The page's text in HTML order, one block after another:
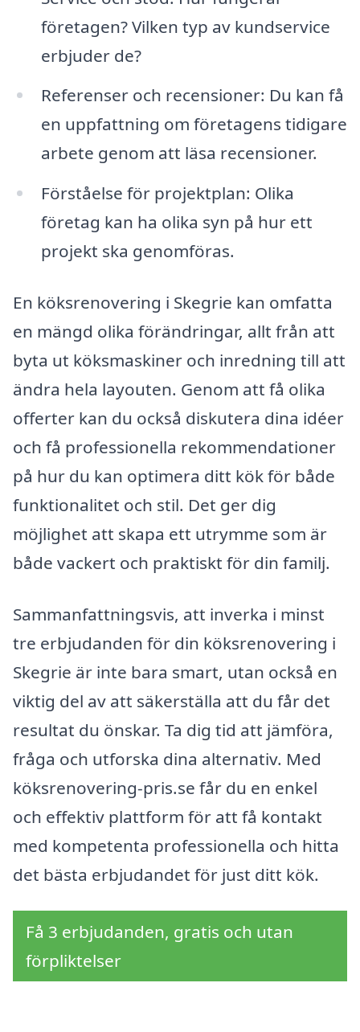
företagen? Vilken typ av kundservice
erbjuder de?
Referenser och recensioner: Du kan få
en uppfattning om företagens tidigare
arbete genom att läsa recensioner.
Förståelse för projektplan: Olika
företag kan ha olika syn på hur ett
projekt ska genomföras.
En köksrenovering i Skegrie kan omfatta
en mängd olika förändringar, allt från att
byta ut köksmaskiner och inredning till att
ändra hela layouten. Genom att få olika
offerter kan du också diskutera dina idéer
och få professionella rekommendationer
på hur du kan optimera ditt kök för både
funktionalitet och stil. Det ger dig
möjlighet att skapa ett utrymme som är
både vackert och praktiskt för din familj.
Sammanfattningsvis, att inverka i minst
tre erbjudanden för din köksrenovering i
Skegrie är inte bara smart, utan också en
viktig del av att säkerställa att du får det
resultat du önskar. Ta dig tid att jämföra,
fråga och utforska dina alternativ. Med
köksrenovering-pris.se får du en enkel
och effektiv plattform för att få kontakt
med kompetenta professionella och hitta
det bästa erbjudandet för just ditt kök.
Få 3 erbjudanden, gratis och utan
förpliktelser